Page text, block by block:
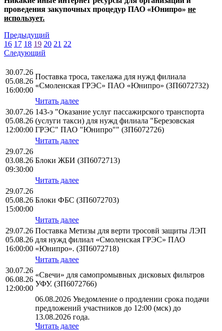
проведения закупочных процедур ПАО «Юнипро» не
использует.
Предыдущий
16 17 18 19 20 21 22
Следующий
30.07.26
05.08.26
16:00:00
Поставка троса, такелажа для нужд филиала
«Смоленская ГРЭС» ПАО «Юнипро» (ЗП6072732)
Читать далее
30.07.26
05.08.26
12:00:00
143-э "Оказание услуг пассажирского транспорта
(услуги такси) для нужд филиала "Березовская
ГРЭС" ПАО "Юнипро"" (ЗП6072726)
Читать далее
29.07.26
03.08.26
09:30:00
Блоки ЖБИ (ЗП6072713)
Читать далее
29.07.26
05.08.26
15:00:00
Блоки ФБС (ЗП6072703)
Читать далее
29.07.26
05.08.26
16:00:00
Поставка Метизы для верти тросовй защиты ЛЭП
для нужд филиал «Смоленская ГРЭС» ПАО
«Юнипро». (ЗП6072718)
Читать далее
30.07.26
06.08.26
12:00:00
«Свечи» для самопромывных дисковых фильтров
УФУ. (ЗП6072766)
06.08.2026 Уведомление о продлении срока подачи
предложений участников до 12:00 (мск) до
13.08.2026 года.
Читать далее